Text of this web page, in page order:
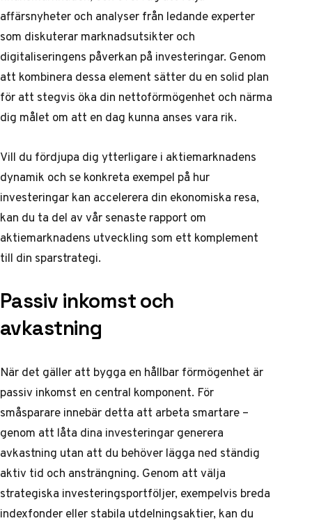
affärsnyheter och analyser från ledande experter
som diskuterar marknadsutsikter och
digitaliseringens påverkan på investeringar. Genom
att kombinera dessa element sätter du en solid plan
för att stegvis öka din nettoförmögenhet och närma
dig målet om att en dag kunna anses vara rik.
Vill du fördjupa dig ytterligare i aktiemarknadens
dynamik och se konkreta exempel på hur
investeringar kan accelerera din ekonomiska resa,
kan du ta del avvår senaste rapport om
aktiemarknadens utveckling som ett komplement
till din sparstrategi.
Passiv inkomst och
avkastning
När det gäller att bygga en hållbar förmögenhet är
passiv inkomst en central komponent. För
småsparare innebär detta att arbeta smartare –
genom att låta dina investeringar generera
avkastning utan att du behöver lägga ned ständig
aktiv tid och ansträngning. Genom att välja
strategiska investeringsportföljer, exempelvis breda
indexfonder eller stabila utdelningsaktier, kan du